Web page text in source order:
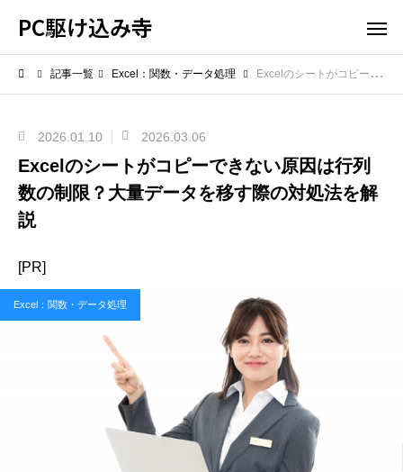
PC駆け込み寺
記事一覧 Excel：関数・データ処理 Excelのシートがコピーできない原因は行列数の制限？大量データを移す際の対処法を解説
2026.01.10 2026.03.06
Excelのシートがコピーできない原因は行列
数の制限？大量データを移す際の対処法を解
説
[PR]
Excel：関数・データ処理